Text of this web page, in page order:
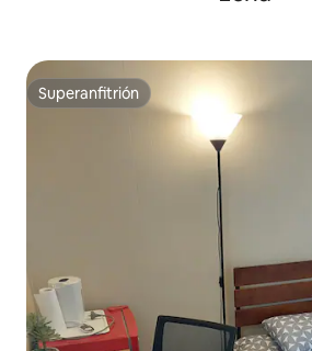
Superanfitrión
Superanfitrión